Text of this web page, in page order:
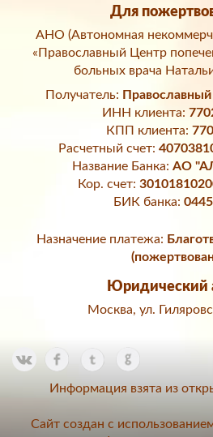
Для
АНО (Автономная
«Православный Центр
больных врача
Получатель:
ИНН клиента:
КПП клиента:
Расчетный счет:
Название Банка: АО
Кор. счет:
БИК банка:
Назначение платежа:
Юридический
Москва, ул.
Информация взята из
Сайт создан с